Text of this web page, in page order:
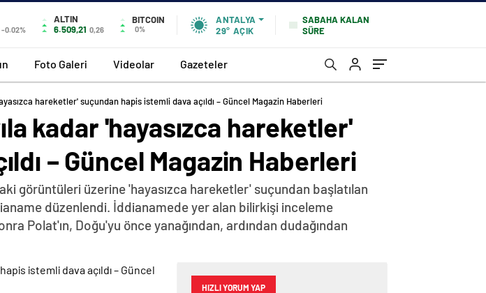
-0.02%
ALTIN
6.509,21 0,26
BITCOIN
0%
ANTALYA
29° AÇIK
SABAHA KALAN
SÜRE
Foto Galeri Videolar Gazeteler
hareketler' suçundan hapis istemli dava açıldı – Güncel Magazin Haberleri
kadar 'hayasızca hareketler'
– Güncel Magazin Haberleri
görüntüleri üzerine 'hayasızca hareketler' suçundan başlatılan
düzenlendi. İddianamede yer alan bilirkişi inceleme
Polat'ın, Doğu'yu önce yanağından, ardından dudağından
HIZLI YORUM YAP